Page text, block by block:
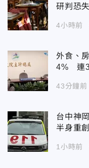
研判恐
4小時前
外食、
4% 連3
43分鐘前
台中神
半身重
1小時前